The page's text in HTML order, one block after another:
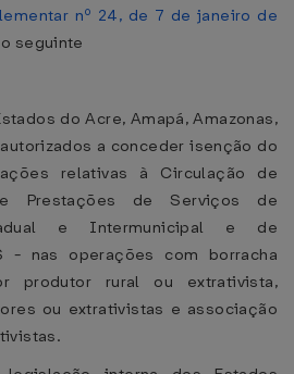
nº 24, de 7 de janeiro de
seguinte
do Acre, Amapá, Amazonas,
a conceder isenção do
relativas à Circulação de
Prestações de Serviços de
e Intermunicipal e de
- nas operações com borracha
produtor rural ou extrativista,
ou extrativistas e associação